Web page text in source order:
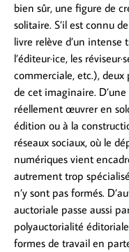
bien sûr, une figure de
solitaire. S’il est connu
livre relève d’un
l’éditeur·ice, les
commerciale, etc.), deux
de cet imaginaire. D’une
réellement œuvrer en
édition ou à la
réseaux sociaux, où le
numériques vient
autrement trop
n’y sont pas formés.
auctoriale passe aussi
polyauctorialité
formes de travail en